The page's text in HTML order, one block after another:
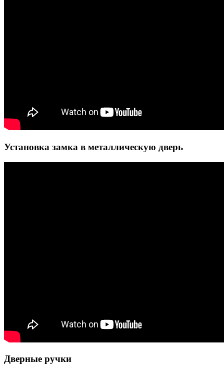
Установка замка в металлическую дверь
Дверные ручки